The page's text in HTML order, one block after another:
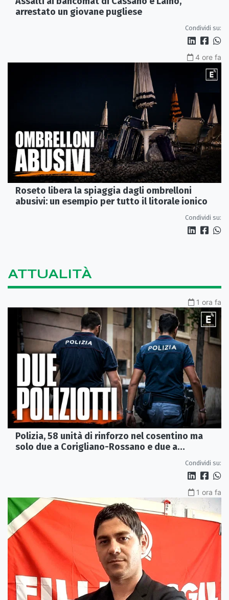
arrestato un giovane pugliese
Condividi su:
4 ore fa
Roseto libera la spiaggia dagli ombrelloni
abusivi: un esempio per tutto il litorale ionico
Condividi su:
ATTUALITÀ
1 ora fa
Polizia, 58 unità di rinforzo nel cosentino ma
solo due a Corigliano-Rossano e due a
Condividi su:
1 ora fa